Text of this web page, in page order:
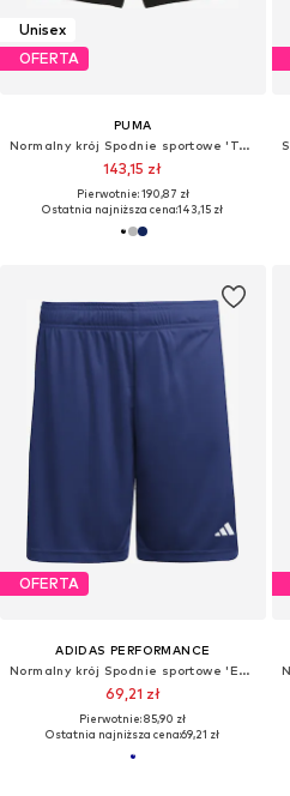
Unisex
OFERTA
PUMA
Normalny krój Spodnie sportowe 'TeamFinal'
143,15 zł
Pierwotnie: 190,87 zł
Ostatnia najniższa cena:143,15 zł
OFERTA
ADIDAS PERFORMANCE
Normalny krój Spodnie sportowe 'Entrada 26'
69,21 zł
Pierwotnie: 85,90 zł
Ostatnia najniższa cena:69,21 zł